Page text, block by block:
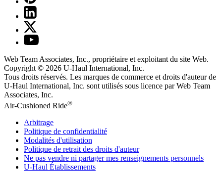
Web Team Associates, Inc., propriétaire et exploitant du site Web.
Copyright © 2026 U-Haul International, Inc.
Tous droits réservés. Les marques de commerce et droits d'auteur de
U-Haul International, Inc. sont utilisés sous licence par Web Team
Associates, Inc.
Air-Cushioned Ride®
Arbitrage
Politique de confidentialité
Modalités d'utilisation
Politique de retrait des droits d'auteur
Ne pas vendre ni partager mes renseignements personnels
U-Haul Établissements